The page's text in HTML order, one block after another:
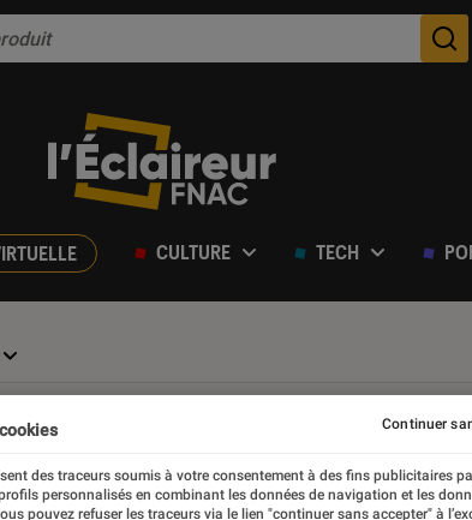
CULTURE TECH
des traceurs soumis à votre consentement à des fins publicitaires
personnalisés en combinant les données de navigation et les
pouvez refuser les traceurs via le lien "continuer sans accepter" à
Continuer